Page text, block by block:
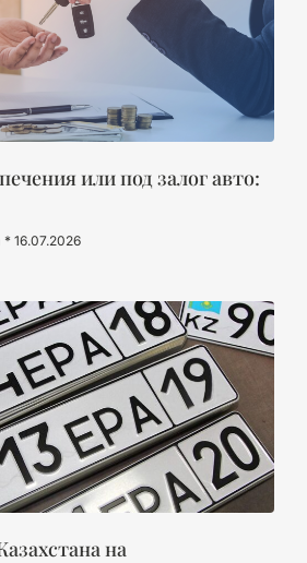
или под залог авто:
16.07.2026
на